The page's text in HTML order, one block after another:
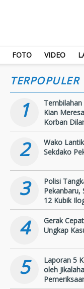
FOTO VIDEO
TERPOPULER
1
Kian
Korban
2
Wako
Sekdako
3
Polisi
Pekanbaru,
12 Kubik
4
Gerak
Ungkap
5
Laporan 5
oleh